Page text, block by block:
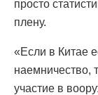
просто
плену.
«Если в Китае
наемничество,
участие в